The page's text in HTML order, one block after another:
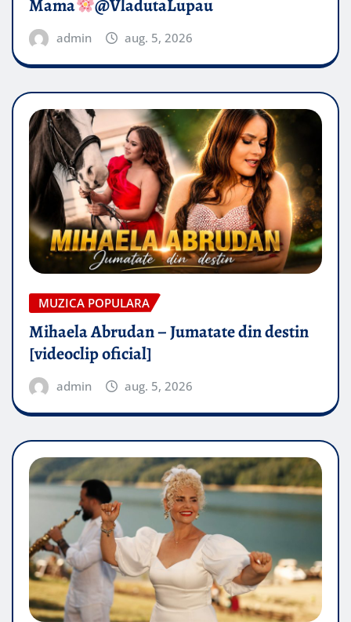
Mama @VladutaLupau
admin aug. 5, 2026
MUZICA POPULARA
Mihaela Abrudan – Jumatate din destin
[videoclip oficial]
admin aug. 5, 2026